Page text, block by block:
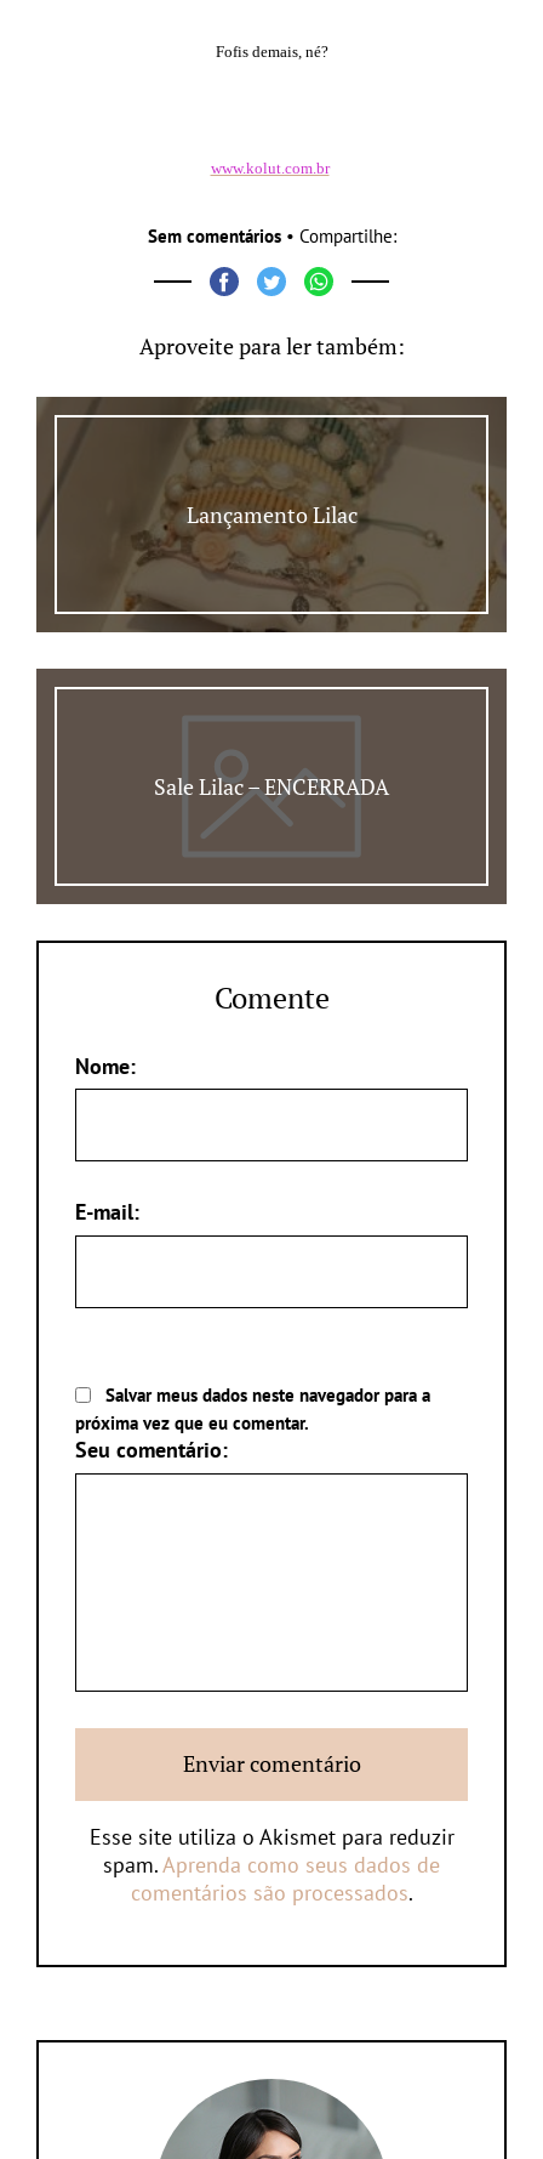
Fofis demais, né?
www.kolut.com.br
Sem comentários• Compartilhe:
Aproveite para ler também:
Lançamento Lilac
Sale Lilac – ENCERRADA
Comente
Nome:
E-mail:
Salvar meus dados neste navegador para a
próxima vez que eu comentar.
Seu comentário:
Esse site utiliza o Akismet para reduzir
spam.Aprenda como seus dados de
comentários são processados.